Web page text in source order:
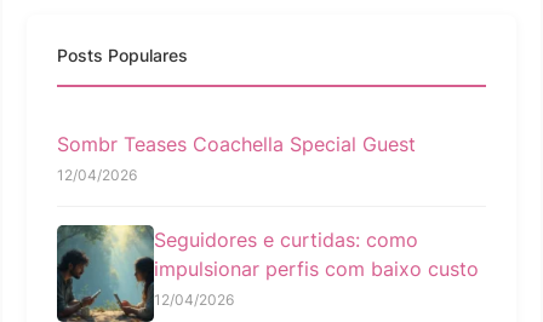
Posts Populares
Sombr Teases Coachella Special Guest
12/04/2026
Seguidores e curtidas: como
impulsionar perfis com baixo custo
12/04/2026